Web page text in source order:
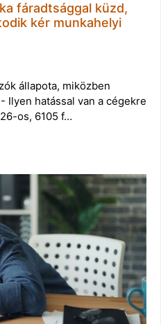
fáradtsággal küzd,
kér munkahelyi
állapota, miközben
Ilyen hatással van a cégekre
os, 6105 f…